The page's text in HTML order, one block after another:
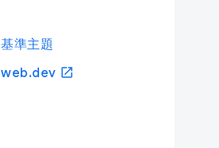
基準主題
web.dev open_in_new